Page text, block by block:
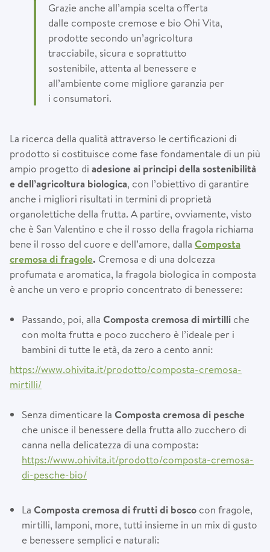
Grazie anche all’ampia scelta offerta
dalle composte cremose e bio Ohi Vita,
prodotte secondo un’agricoltura
tracciabile, sicura e soprattutto
sostenibile, attenta al benessere e
all’ambiente come migliore garanzia per
i consumatori.
La ricerca della qualità attraverso le certificazioni di
prodotto si costituisce come fase fondamentale di un più
ampio progetto di adesione ai principi della sostenibilità
e dell’agricoltura biologica, con l’obiettivo di garantire
anche i migliori risultati in termini di proprietà
organolettiche della frutta. A partire, ovviamente, visto
che è San Valentino e che il rosso della fragola richiama
bene il rosso del cuore e dell’amore, dalla Composta
cremosa di fragole. Cremosa e di una dolcezza
profumata e aromatica, la fragola biologica in composta
è anche un vero e proprio concentrato di benessere:
Passando, poi, alla Composta cremosa di mirtilli che
con molta frutta e poco zucchero è l’ideale per i
bambini di tutte le età, da zero a cento anni:
https://www.ohivita.it/prodotto/composta-cremosa-
mirtilli/
Senza dimenticare la Composta cremosa di pesche
che unisce il benessere della frutta allo zucchero di
canna nella delicatezza di una composta:
https://www.ohivita.it/prodotto/composta-cremosa-
di-pesche-bio/
La Composta cremosa di frutti di bosco con fragole,
mirtilli, lamponi, more, tutti insieme in un mix di gusto
e benessere semplici e naturali: